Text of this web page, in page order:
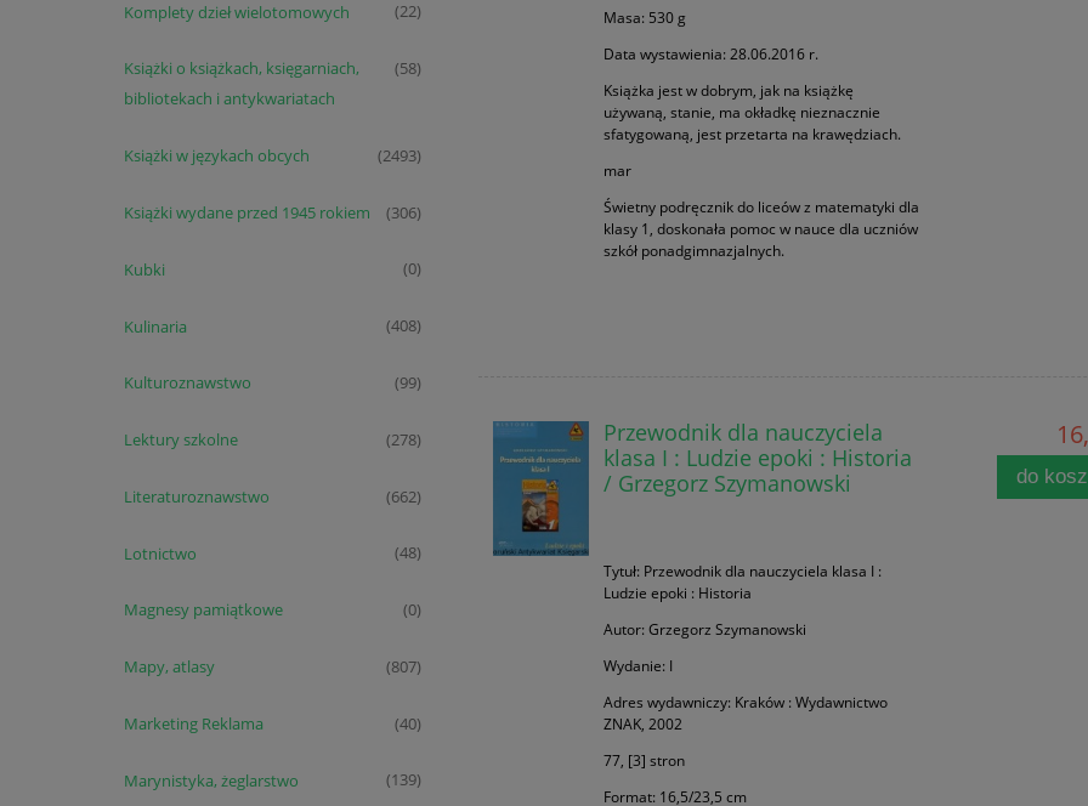
Komplety dzieł wielotomowych (22)
Książki o książkach, księgarniach,
bibliotekach i antykwariatach
(58)
Książki w językach obcych (2493)
Książki wydane przed 1945 rokiem (306)
Kubki (0)
Kulinaria (408)
Kulturoznawstwo (99)
Lektury szkolne (278)
Literaturoznawstwo (662)
Lotnictwo (48)
Magnesy pamiątkowe (0)
Mapy, atlasy (807)
Marketing Reklama (40)
Marynistyka, żeglarstwo (139)
Masa: 530 g
Data wystawienia: 28.06.2016 r.
Książka jest w dobrym, jak na książkę
używaną, stanie, ma okładkę nieznacznie
sfatygowaną, jest przetarta na krawędziach.
mar
Świetny podręcznik do liceów z matematyki dla
klasy 1, doskonała pomoc w nauce dla uczniów
szkół ponadgimnazjalnych.
Przewodnik dla nauczyciela
klasa I : Ludzie epoki : Historia
/ Grzegorz Szymanowski
Tytuł: Przewodnik dla nauczyciela klasa I :
Ludzie epoki : Historia
Autor: Grzegorz Szymanowski
Wydanie: I
Adres wydawniczy: Kraków : Wydawnictwo
ZNAK, 2002
77, [3] stron
Format: 16,5/23,5 cm
do